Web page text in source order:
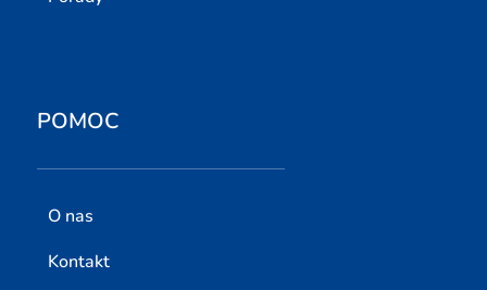
POMOC
O nas
Kontakt